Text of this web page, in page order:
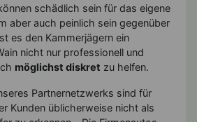
schädlich sein für das eigene
aber auch peinlich sein gegenüber
es den Kammerjägern ein
nicht nur professionell und
möglichst diskret zu helfen.
Partnernetzwerks sind für
Kunden üblicherweise nicht als